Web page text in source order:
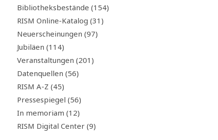
Bibliotheksbestände (154)
RISM Online-Katalog (31)
Neuerscheinungen (97)
Jubiläen (114)
Veranstaltungen (201)
Datenquellen (56)
RISM A-Z (45)
Pressespiegel (56)
In memoriam (12)
RISM Digital Center (9)